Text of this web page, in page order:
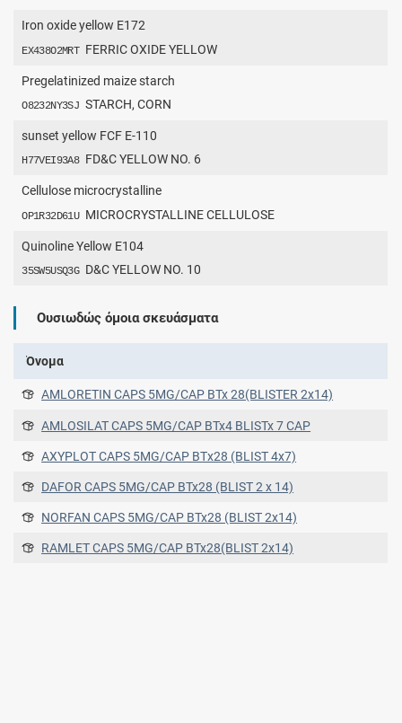
Iron oxide yellow E172
EX438O2MRT FERRIC OXIDE YELLOW
Pregelatinized maize starch
O8232NY3SJ STARCH, CORN
sunset yellow FCF E-110
H77VEI93A8 FD&C YELLOW NO. 6
Cellulose microcrystalline
OP1R32D61U MICROCRYSTALLINE CELLULOSE
Quinoline Yellow Ε104
35SW5USQ3G D&C YELLOW NO. 10
Ουσιωδώς όμοια σκευάσματα
Όνομα
AMLORETIN CAPS 5MG/CAP BTx 28(BLISTER 2x14)
AMLOSILAT CAPS 5MG/CAP BTx4 BLISTx 7 CAP
AXYPLOT CAPS 5MG/CAP ΒΤx28 (BLIST 4x7)
DAFOR CAPS 5MG/CAP BTx28 (BLIST 2 x 14)
NORFAN CAPS 5MG/CAP BTx28 (BLIST 2x14)
RAMLET CAPS 5MG/CAP BTx28(BLIST 2x14)